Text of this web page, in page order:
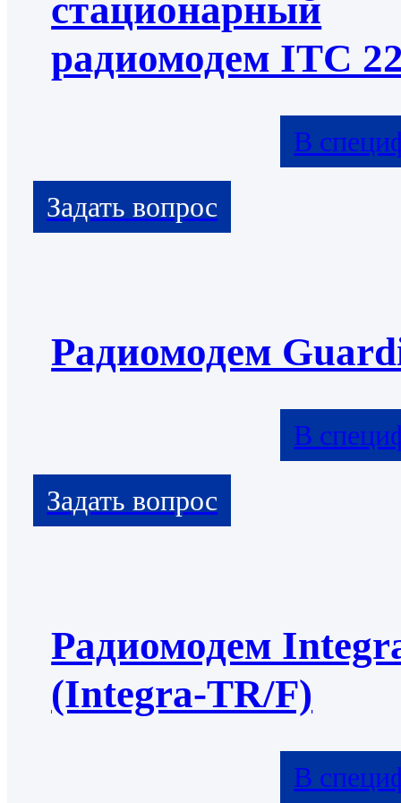
стационарный
радиомодем ITC
В
Радиомодем
В
Радиомодем
(Integra-TR/F)
В